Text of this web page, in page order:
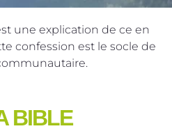
une explication de ce en
confession est le socle de
BIBLE